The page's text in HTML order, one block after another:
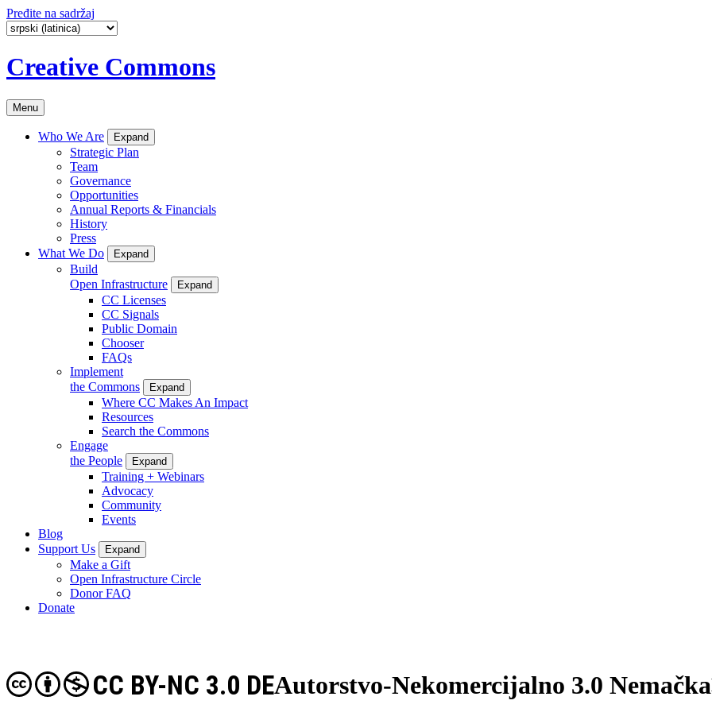
Pređite na sadržaj
Creative Commons
Menu
Who We Are Expand
Strategic Plan
Team
Governance
Opportunities
Annual Reports & Financials
History
Press
What We Do
Expand
Build
Open Infrastructure
Expand
CC Licenses
CC Signals
Public Domain
Chooser
FAQs
Implement
the Commons
Expand
Where CC Makes An Impact
Resources
Search the Commons
Engage
the People
Expand
Training + Webinars
Advocacy
Community
Events
Blog
Support Us
Expand
Make a Gift
Open Infrastructure Circle
Donor FAQ
Donate
Autorstvo-Nekomercijalno 3.0 Nemačka
CC BY-NC 3.0 DE